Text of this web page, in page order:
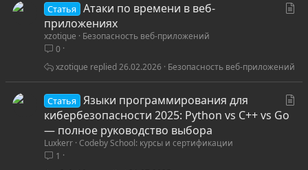
я
Статья
Атаки по времени в веб-
приложениях
xzotique
Безопасность веб-приложений
0
Безопасность веб-приложений
26.02.2026
xzotique
Статья
Языки программирования для
кибербезопасности 2025: Python vs C++ vs Go
— полное руководство выбора
Luxkerr Codeby School: курсы и сертификации
1